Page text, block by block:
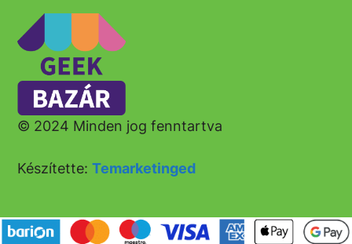
© 2024 Minden jog fenntartva
Készítette:Temarketinged